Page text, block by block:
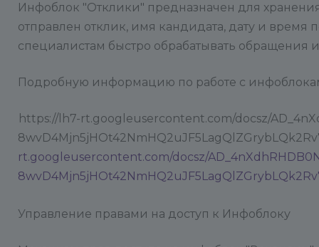
Инфоблок "Отклики" предназначен для
отправлен отклик, имя кандидата, дату и
специалистам быстро обрабатывать
Подробную информацию по работе с
https://lh7-rt.googleusercontent.com/docsz/
rt.googleusercontent.com/docsz/
Управление правами на доступ к Инфоблоку